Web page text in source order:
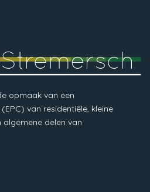
opmaak van een
van residentiële, kleine
algemene delen van